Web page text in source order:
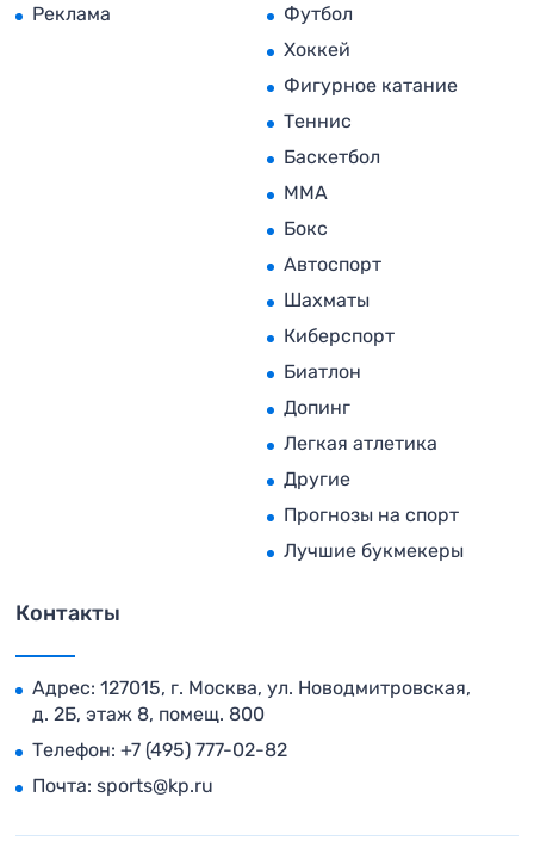
Реклама
Футбол
Хоккей
Фигурное катание
Теннис
Баскетбол
MMA
Бокс
Автоспорт
Шахматы
Киберспорт
Биатлон
Допинг
Легкая атлетика
Другие
Прогнозы на спорт
Лучшие букмекеры
Контакты
Адрес: 127015, г. Москва, ул. Новодмитровская,
д. 2Б, этаж 8, помещ. 800
Телефон: +7 (495) 777-02-82
Почта: sports@kp.ru